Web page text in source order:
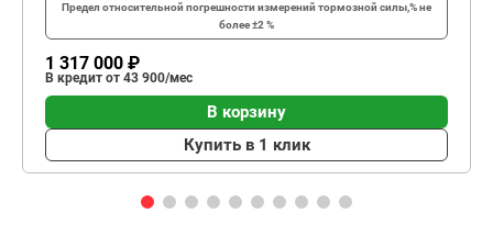
Предел относительной погрешности измерений тормозной силы,%не
более ±2 %
1 317 000 ₽
В кредит от 43 900/мес
В корзину
Купить в 1 клик